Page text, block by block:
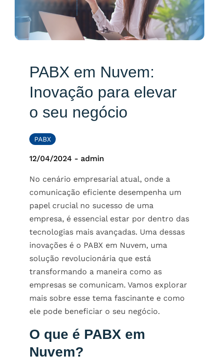
PABX em Nuvem:
Inovação para elevar
o seu negócio
PABX
12/04/2024 - admin
No cenário empresarial atual, onde a
comunicação eficiente desempenha um
papel crucial no sucesso de uma
empresa, é essencial estar por dentro das
tecnologias mais avançadas. Uma dessas
inovações é o PABX em Nuvem, uma
solução revolucionária que está
transformando a maneira como as
empresas se comunicam. Vamos explorar
mais sobre esse tema fascinante e como
ele pode beneficiar o seu negócio.
O que é PABX em
Nuvem?